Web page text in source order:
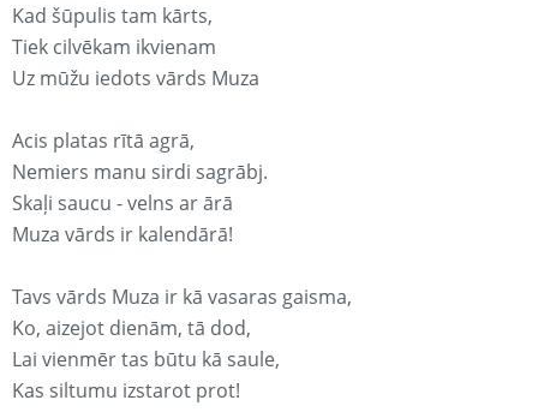
Kad šūpulis tam kārts,
Tiek cilvēkam ikvienam
Uz mūžu iedots vārds Muza
Acis platas rītā agrā,
Nemiers manu sirdi sagrābj.
Skaļi saucu - velns ar ārā
Muza vārds ir kalendārā!
Tavs vārds Muza ir kā vasaras gaisma,
Ko, aizejot dienām, tā dod,
Lai vienmēr tas būtu kā saule,
Kas siltumu izstarot prot!